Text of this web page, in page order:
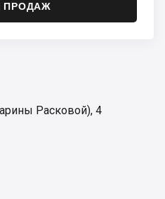
ПРОДАЖ
Расковой), 4